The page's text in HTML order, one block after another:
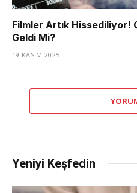
Filmler Artık Hissediliyor!
Geldi Mi?
19 KASIM 2025
Yeniyi Keşfedin